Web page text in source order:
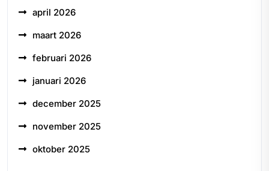
april 2026
maart 2026
februari 2026
januari 2026
december 2025
november 2025
oktober 2025